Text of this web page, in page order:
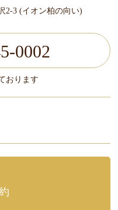
2-3 (イオン柏の向い)
0002
おります